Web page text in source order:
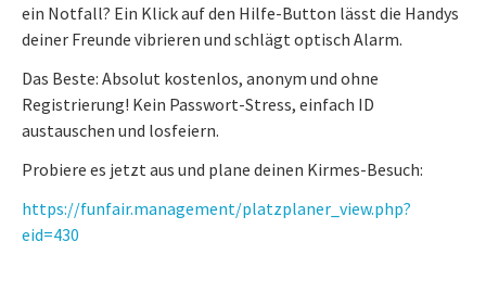
ein Notfall? Ein Klick auf den Hilfe-Button lässt die Handys
deiner Freunde vibrieren und schlägt optisch Alarm.
Das Beste: Absolut kostenlos, anonym und ohne
Registrierung! Kein Passwort-Stress, einfach ID
austauschen und losfeiern.
Probiere es jetzt aus und plane deinen Kirmes-Besuch:
https://funfair.management/platzplaner_view.php?
eid=430